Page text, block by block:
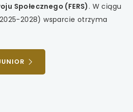
Społecznego (FERS) . W ciągu
2028) wsparcie otrzyma
UWAGA,